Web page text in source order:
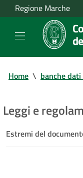
Regione Marche
Home \ banche
Leggi e
Estremi del